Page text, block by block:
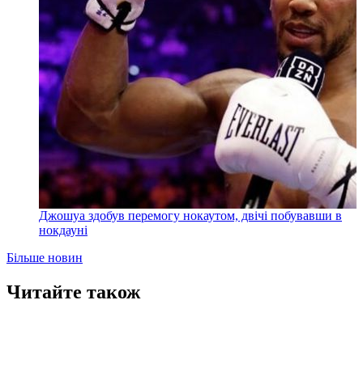
Джошуа здобув перемогу нокаутом, двічі побувавши в
нокдауні
Більше новин
Читайте також